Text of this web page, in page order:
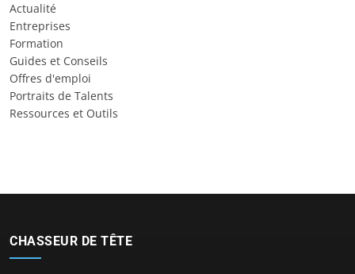
Actualité
Entreprises
Formation
Guides et Conseils
Offres d'emploi
Portraits de Talents
Ressources et Outils
CHASSEUR DE TÊTE